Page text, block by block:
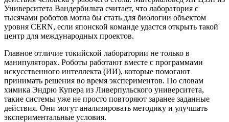
Университета Вандербильта считает, что лаборатория с
тысячами роботов могла бы стать для биологии объектом
уровня CERN, если японской команде удастся открыть такой
центр для международных проектов.
Главное отличие токийской лаборатории не только в
манипуляторах. Роботы работают вместе с программами
искусственного интеллекта (ИИ), которые помогают
принимать решения во время экспериментов. По словам
химика Эндрю Купера из Ливерпульского университета,
такие системы уже не просто повторяют заранее заданные
действия. Они могут анализировать методику и улучшать
экспериментальные условия.